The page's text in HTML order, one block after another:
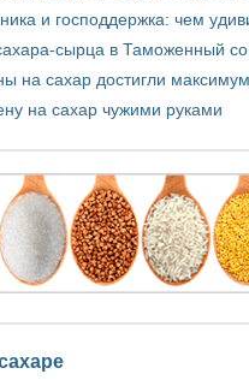
и господдержка: чем
сырца в Таможенный
на сахар достигли
на сахар чужими руками